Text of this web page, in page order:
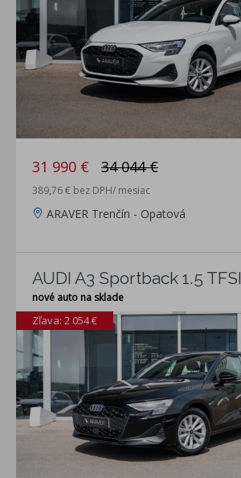
31 990 € 34 044 €
389,76 € bez DPH/ mesiac
ARAVER Trenčín - Opatová
AUDI A3 Sportback 1.5 TFSI
nové auto na sklade
Zľava: 2 054 €